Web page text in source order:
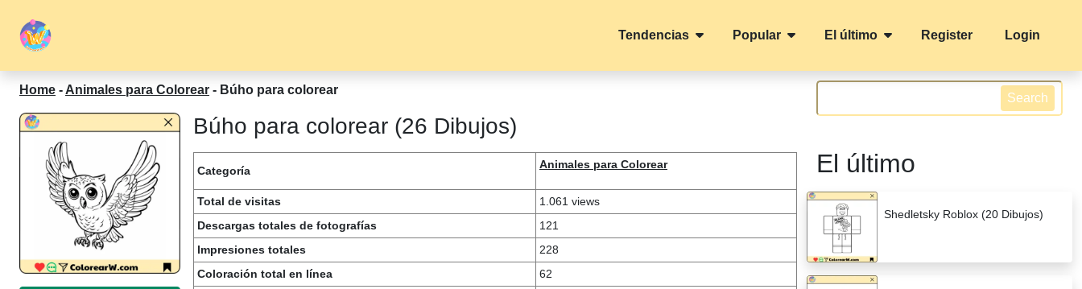
Tendencias Popular El último Register Login
Home - Animales para Colorear - Búho para colorear
Búho para colorear (26 Dibujos)
Categoría Animales para Colorear
Total de visitas
1.061 views
Descargas totales de fotografías
121
Impresiones totales
228
Coloración total en línea
62
Search
El último
Shedletsky Roblox (20 Dibujos)